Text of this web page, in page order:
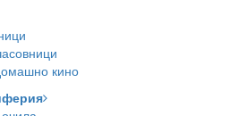
кино